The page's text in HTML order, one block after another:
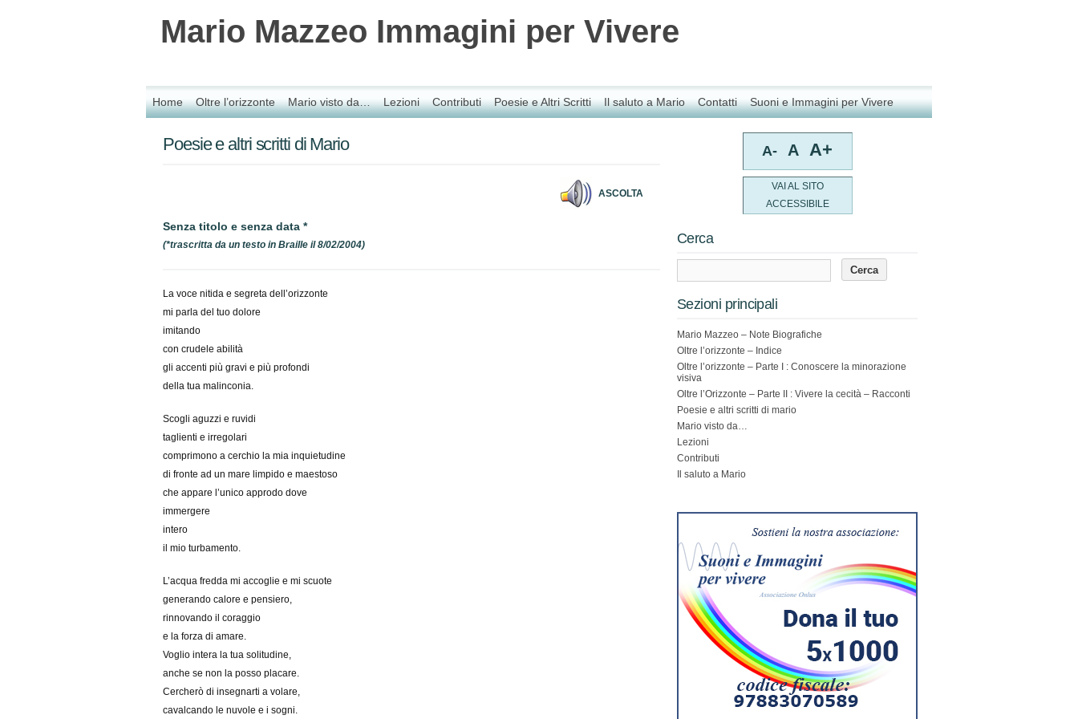
Mario Mazzeo Immagini per Vivere
Home Oltre l’orizzonte Mario visto da… Lezioni Contributi Poesie e Altri Scritti Il saluto a Mario Contatti Suoni e Immagini per Vivere
Poesie e altri scritti di Mario
ASCOLTA
Senza titolo e senza data *
(*trascritta da un testo in Braille il 8/02/2004)
La voce nitida e segreta dell’orizzonte
mi parla del tuo dolore
imitando
con crudele abilità
gli accenti più gravi e più profondi
della tua malinconia.
Scogli aguzzi e ruvidi
taglienti e irregolari
comprimono a cerchio la mia inquietudine
di fronte ad un mare limpido e maestoso
che appare l’unico approdo dove
immergere
intero
il mio turbamento.
L’acqua fredda mi accoglie e mi scuote
generando calore e pensiero,
rinnovando il coraggio
e la forza di amare.
Voglio intera la tua solitudine,
anche se non la posso placare.
Cercherò di insegnarti a volare,
cavalcando le nuvole e i sogni.
A- A A+
VAI AL SITO
ACCESSIBILE
Cerca
Sezioni principali
Mario Mazzeo – Note Biografiche
Oltre l’orizzonte – Indice
Oltre l’orizzonte – Parte I : Conoscere la minorazione
visiva
Oltre l’Orizzonte – Parte II : Vivere la cecità – Racconti
Poesie e altri scritti di mario
Mario visto da…
Lezioni
Contributi
Il saluto a Mario